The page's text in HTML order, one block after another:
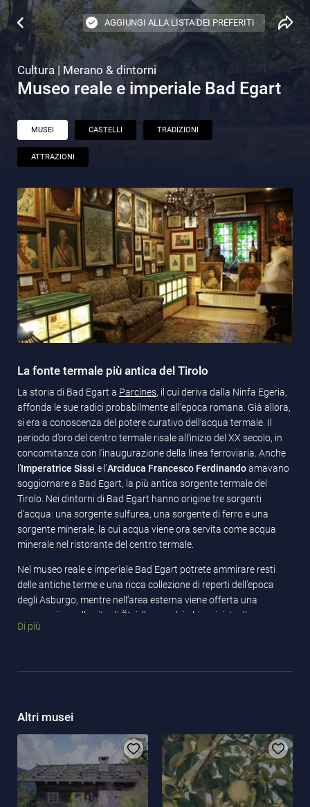
AGGIUNGI ALLA LISTA DEI PREFERITI
Cultura | Merano & dintorni
Museo reale e imperiale Bad Egart
MUSEI CASTELLI TRADIZIONI
ATTRAZIONI
La fonte termale più antica del Tirolo
La storia di Bad Egart a Parcines, il cui deriva dalla Ninfa Egeria,
affonda le sue radici probabilmente all’epoca romana. Già allora,
si era a conoscenza del potere curativo dell’acqua termale. Il
periodo d’oro del centro termale risale all'inizio del XX secolo, in
concomitanza con l’inaugurazione della linea ferroviaria. Anche
l’Imperatrice Sissi e l'Arciduca Francesco Ferdinandoamavano
soggiornare a Bad Egart, la più antica sorgente termale del
Tirolo. Nei dintorni di Bad Egart hanno origine tre sorgenti
d’acqua: una sorgente sulfurea, una sorgente di ferro e una
sorgente minerale, la cui acqua viene ora servita come acqua
minerale nel ristorante del centro termale.
Nel museo reale e imperiale Bad Egart potrete ammirare resti
delle antiche terme e una ricca collezione di reperti dell’epoca
degli Asburgo, mentre nell’area esterna viene offerta una
panoramica sulla vita di Ötzi, l’uomo dei ghiacciai. Inoltre,
troverete anche le ultime testimonianze della storia della
Di più
Altri musei